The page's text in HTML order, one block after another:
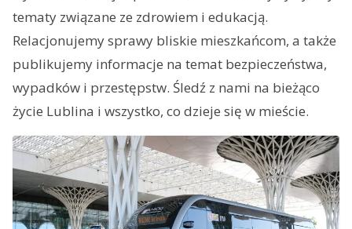
tematy związane ze zdrowiem i edukacją.
Relacjonujemy sprawy bliskie mieszkańcom, a także
publikujemy informacje na temat bezpieczeństwa,
wypadków i przestępstw. Śledź z nami na bieżąco
życie Lublina i wszystko, co dzieje się w mieście.